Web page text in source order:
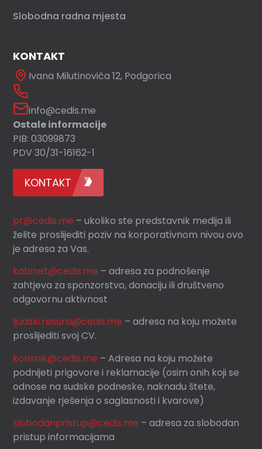
Slobodna radna mjesta
KONTAKT
Ivana Milutinovića 12, Podgorica
info@cedis.me
Ostale informacije
PIB: 03099873
PDV 30/31-16162-1
KONTAKT
pr@cedis.me – ukoliko ste predstavnik medija ili
želite proslijediti poziv na korporativnom nivou ovo
je adresa za Vas.
kabinet@cedis.me –adresa za podnošenje
zahtjeva za sponzorstvo, donaciju ili društveno
odgovornu aktivnost
ljudski.resursi@cedis.me – adresa na koju možete
proslijediti svoj CV.
korisnik@cedis.me – Adresa na koju možete
podnijeti prigovore i reklamacije (osim onih koji se
odnose na sudske podneske, naknadu štete,
izdavanje rješenja o saglasnosti i kvarove)
slobodanpristup@cedis.me – adresa za slobodan
pristup informacijama